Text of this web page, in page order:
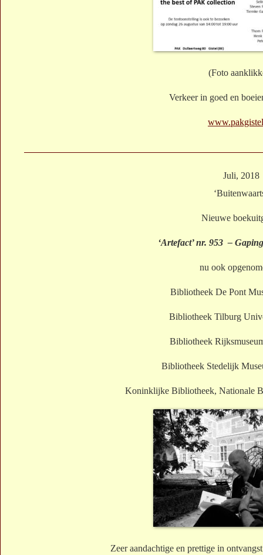
(Foto
Verkeer in goed en
Juli, 2018
Nieuwe
‘Artefact’ nr. 953 –
nu ook
Bibliotheek De Pont
Bibliotheek Tilburg
Bibliotheek
Bibliotheek Stedelijk
Koninklijke Bibliotheek, Nationale
Zeer aandachtige en prettige in